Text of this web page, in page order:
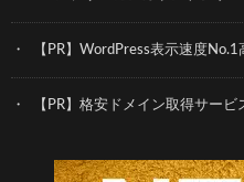
【PR】WordPress表示速度
【PR】格安ドメイン取得サービ